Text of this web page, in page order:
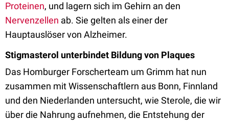
Proteinen, und lagern sich im Gehirn an den
Nervenzellen ab. Sie gelten als einer der
Hauptauslöser von Alzheimer.
Stigmasterol unterbindet Bildung von Plaques
Das Homburger Forscherteam um Grimm hat nun
zusammen mit Wissenschaftlern aus Bonn, Finnland
und den Niederlanden untersucht, wie Sterole, die wir
über die Nahrung aufnehmen, die Entstehung der